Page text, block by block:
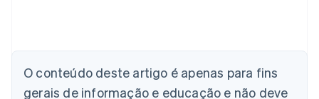
O conteúdo deste artigo é apenas para fins
gerais de informação e educação e não deve
Deutsch English
Austrália